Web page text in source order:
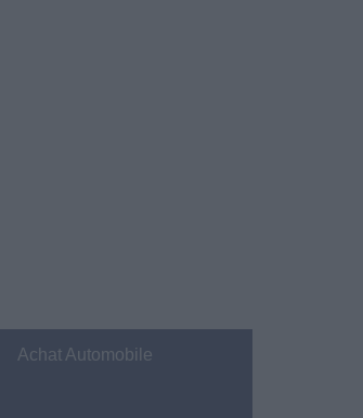
Achat Automobile